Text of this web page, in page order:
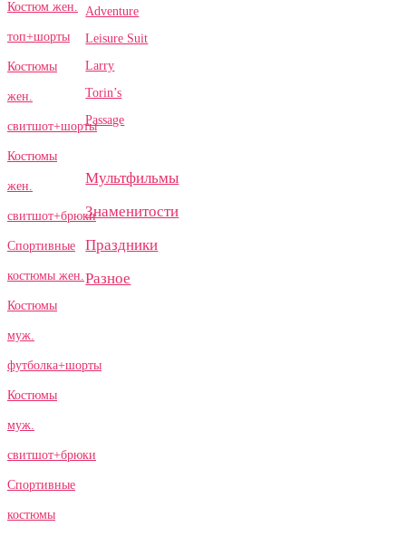
Костюм жен.
топ+шорты
Костюмы
жен.
свитшот+шорты
Костюмы
жен.
свитшот+брюки
Спортивные
костюмы жен.
Костюмы
муж.
футболка+шорты
Костюмы
муж.
свитшот+брюки
Спортивные
костюмы
Adventure
Leisure Suit
Larry
Torin’s
Passage
Мультфильмы
Знаменитости
Праздники
Разное